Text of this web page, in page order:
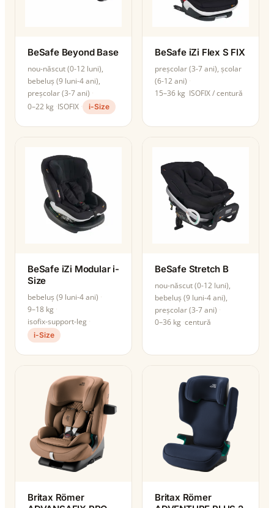
BeSafe Beyond Base
nou-născut (0-12 luni),
bebeluș (9 luni-4 ani),
preșcolar (3-7 ani)
0–22 kg ISOFIX i-Size
BeSafe iZi Flex S FIX
preșcolar (3-7 ani), școlar
(6-12 ani)
15–36 kg ISOFIX / centură
BeSafe iZi Modular i-
Size
bebeluș (9 luni-4 ani)
9–18 kg
isofix-support-leg
i-Size
BeSafe Stretch B
nou-născut (0-12 luni),
bebeluș (9 luni-4 ani),
preșcolar (3-7 ani)
0–36 kg centură
Britax Römer
Britax Römer